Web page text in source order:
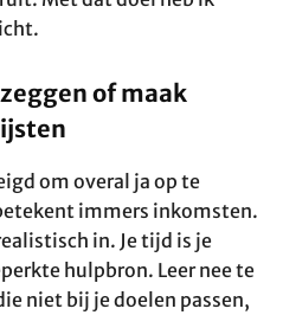
of maak
om overal ja op te
immers inkomsten.
in. Je tijd is je
hulpbron. Leer nee te
niet bij je doelen passen,